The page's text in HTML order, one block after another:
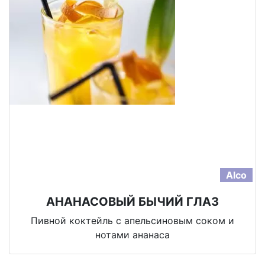
Alco
АНАНАСОВЫЙ БЫЧИЙ ГЛАЗ
Пивной коктейль с апельсиновым соком и
нотами ананаса